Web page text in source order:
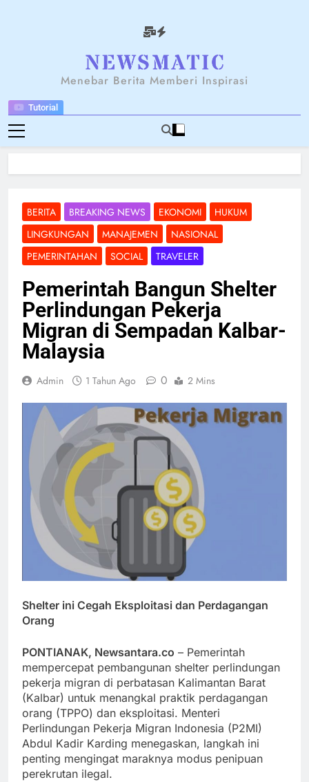
Tutorial
NEWSANTARA
Menebar Berita Memberi Inspirasi
BERITA BREAKING NEWS EKONOMI
HUKUM
LINGKUNGAN
MANAJEMEN
NASIONAL
PEMERINTAHAN
SOCIAL TRAVELER
Pemerintah Bangun Shelter
Perlindungan Pekerja
Migran di Sempadan Kalbar-
Malaysia
Admin 1 Tahun Ago 0 2 Mins
Shelter ini Cegah Eksploitasi dan Perdagangan
Orang
PONTIANAK, Newsantara.co – Pemerintah
mempercepat pembangunan shelter perlindungan
pekerja migran di perbatasan Kalimantan Barat
(Kalbar) untuk menangkal praktik perdagangan
orang (TPPO) dan eksploitasi. Menteri
Perlindungan Pekerja Migran Indonesia (P2MI)
Abdul Kadir Karding menegaskan, langkah ini
penting mengingat maraknya modus penipuan
perekrutan ilegal.